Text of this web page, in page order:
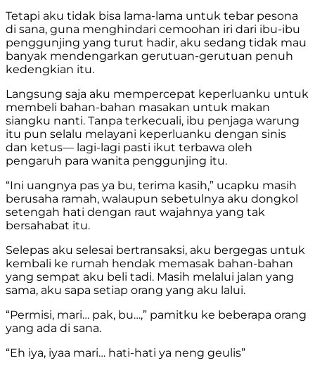
Tetapi aku tidak bisa lama-lama untuk tebar pesona
di sana, guna menghindari cemoohan iri dari ibu-ibu
penggunjing yang turut hadir, aku sedang tidak mau
banyak mendengarkan gerutuan-gerutuan penuh
kedengkian itu.
Langsung saja aku mempercepat keperluanku untuk
membeli bahan-bahan masakan untuk makan
siangku nanti. Tanpa terkecuali, ibu penjaga warung
itu pun selalu melayani keperluanku dengan sinis
dan ketus— lagi-lagi pasti ikut terbawa oleh
pengaruh para wanita penggunjing itu.
“Ini uangnya pas ya bu, terima kasih,” ucapku masih
berusaha ramah, walaupun sebetulnya aku dongkol
setengah hati dengan raut wajahnya yang tak
bersahabat itu.
Selepas aku selesai bertransaksi, aku bergegas untuk
kembali ke rumah hendak memasak bahan-bahan
yang sempat aku beli tadi. Masih melalui jalan yang
sama, aku sapa setiap orang yang aku lalui.
“Permisi, mari… pak, bu…,” pamitku ke beberapa orang
yang ada di sana.
“Eh iya, iyaa mari… hati-hati ya neng geulis”